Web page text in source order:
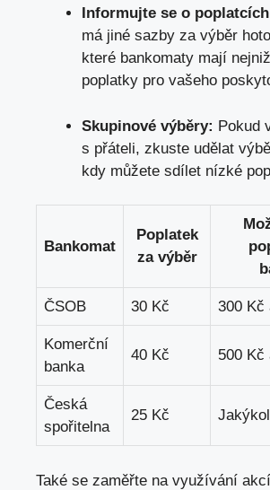
Informujte se​ o
má jiné ⁢sazby ⁣za⁤ výběr
které bankomaty mají
poplatky⁣ pro vašeho
Skupinové výběry: Pokud
s⁢ přáteli,​ zkuste udělat‌
kdy můžete sdílet nízké
Bankomat
Poplatek
za výběr
ČSOB 30 ‍Kč 300 Kč
Komerční
banka
40 Kč 500 ⁤Kč‌
Česká
spořitelna
25 Kč
Také se zaměřte na využívání